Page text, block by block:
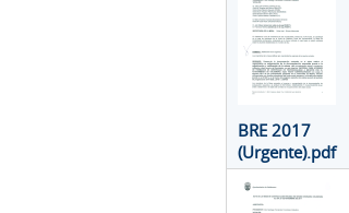
BRE 2017
(Urgente).pdf